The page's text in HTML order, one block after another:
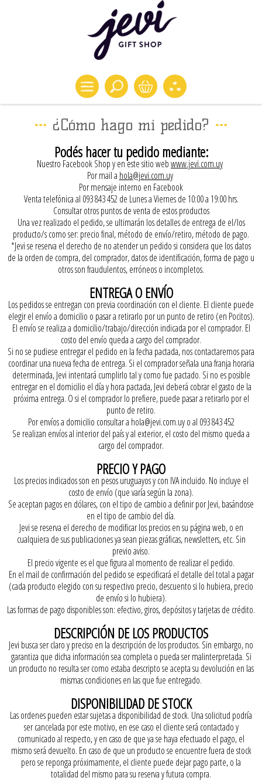
¿Cómo hago mi pedido?
Podés hacer tu pedido mediante:
Nuestro Facebook Shop y en este sitio webwww.jevi.com.uy
Por mail a hola@jevi.com.uy
Por mensaje interno en Facebook
Venta telefónica al 093 843 452 de Lunes a Viernes de 10:00 a 19:00 hrs.
Consultar otros puntos de venta de estos productos
Una vez realizado el pedido, se ultimarán los detalles de entrega de el/los
producto/s como ser: precio final, método de envío/retiro, método de pago.
*Jevi se reserva el derecho de no atender un pedido si considera que los datos
de la orden de compra, del comprador, datos de identificación, forma de pago u
otros son fraudulentos, erróneos o incompletos.
ENTREGA O ENVÍO
Los pedidos se entregan con previa coordinación con el cliente. El cliente puede
elegir el envío a domicilio o pasar a retirarlo por un punto de retiro (en Pocitos).
El envío se realiza a domicilio/trabajo/dirección indicada por el comprador. El
costo del envío queda a cargo del comprador.
Si no se pudiese entregar el pedido en la fecha pactada, nos contactaremos para
coordinar una nueva fecha de entrega. Si el comprador señala una franja horaria
determinada, Jevi intentará cumplirlo tal y como fue pactado. Si no es posible
entregar en el domicilio el día y hora pactada, Jevi deberá cobrar el gasto de la
próxima entrega. O si el comprador lo prefiere, puede pasar a retirarlo por el
punto de retiro.
Por envíos a domicilio consultar a hola@jevi.com.uy o al 093 843 452
Se realizan envíos al interior del país y al exterior, el costo del mismo queda a
cargo del comprador.
PRECIO Y PAGO
Los precios indicados son en pesos uruguayos y con IVA incluido. No incluye el
costo de envío (que varía según la zona).
Se aceptan pagos en dólares, con el tipo de cambio a definir por Jevi, basándose
en el tipo de cambio del día.
Jevi se reserva el derecho de modificar los precios en su página web, o en
cualquiera de sus publicaciones ya sean piezas gráficas, newsletters, etc. Sin
previo aviso.
El precio vigente es el que figura al momento de realizar el pedido.
En el mail de confirmación del pedido se especificará el detalle del total a pagar
(cada producto elegido con su respectivo precio, descuento si lo hubiera, precio
de envío si lo hubiera).
Las formas de pago disponibles son: efectivo, giros, depósitos y tarjetas de crédito.
DESCRIPCIÓN DE LOS PRODUCTOS
Jevi busca ser claro y preciso en la descripción de los productos. Sin embargo, no
garantiza que dicha información sea completa o pueda ser malinterpretada. Si
un producto no resulta ser como estaba descripto se acepta su devolución en las
mismas condiciones en las que fue entregado.
DISPONIBILIDAD DE STOCK
Las ordenes pueden estar sujetas a disponibilidad de stock. Una solicitud podría
ser cancelada por este motivo, en ese caso el cliente será contactado y
comunicado al respecto, y en caso de que ya se haya efectuado el pago, el
mismo será devuelto. En caso de que un producto se encuentre fuera de stock
pero se reponga próximamente, el cliente puede dejar pago parte, o la
totalidad del mismo para su reserva y futura compra.